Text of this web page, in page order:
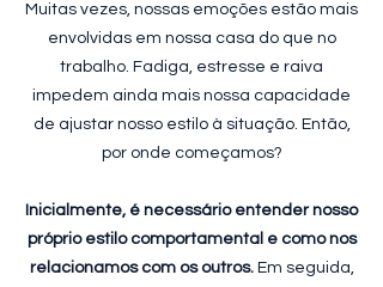
Muitas vezes, nossas emoções estão mais
envolvidas em nossa casa do que no
trabalho. Fadiga, estresse e raiva
impedem ainda mais nossa capacidade
de ajustar nosso estilo à situação. Então,
por onde começamos?
Inicialmente, é necessário entender nosso
próprio estilo comportamental e como nos
relacionamos com os outros.Em seguida,